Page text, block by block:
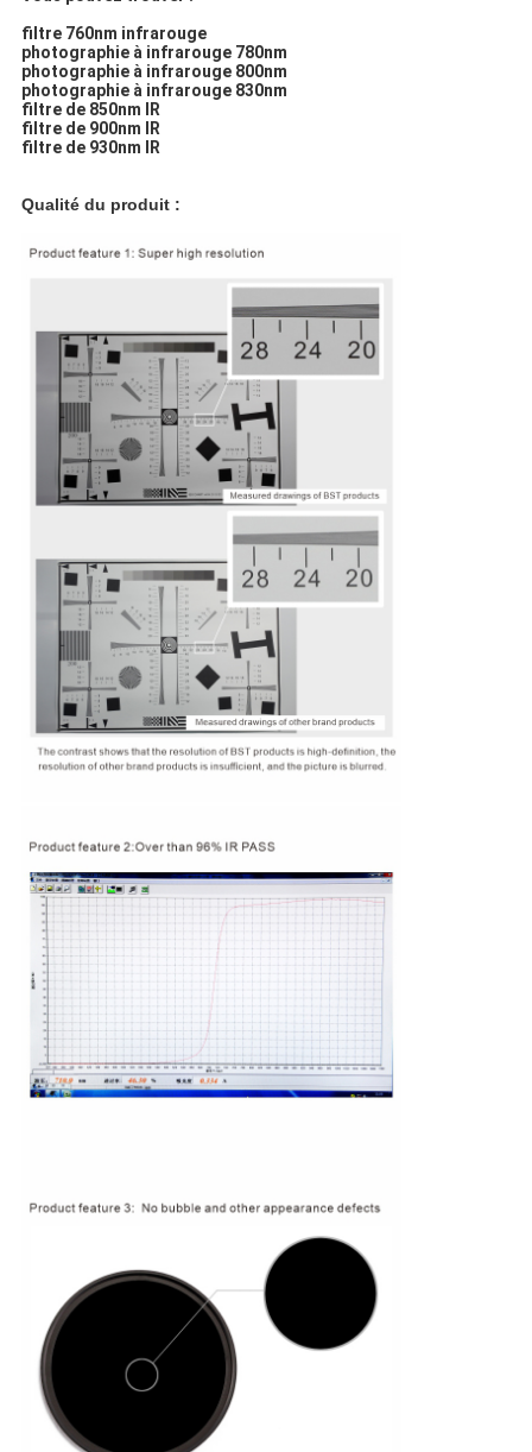
filtre 760nm infrarouge
photographie à infrarouge 780nm
photographie à infrarouge 800nm
photographie à infrarouge 830nm
filtre de 850nm IR
filtre de 900nm IR
filtre de 930nm IR
Qualité du produit :